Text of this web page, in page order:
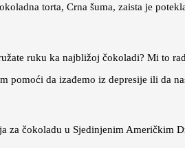
torta, Crna šuma, zaista je
ruku ka najbližoj čokoladi? Mi to
pomoći da izađemo iz depresije ili da
za čokoladu u Sjedinjenim Američkim